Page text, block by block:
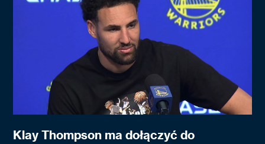
Klay Thompson ma dołączyć do